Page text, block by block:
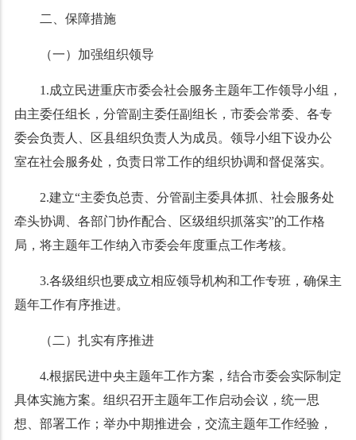
二、保障措施
（一）加强组织领导
1.成立民进重庆市委会社会服务主题年工作领导小组，
由主委任组长，分管副主委任副组长，市委会常委、各专
委会负责人、区县组织负责人为成员。领导小组下设办公
室在社会服务处，负责日常工作的组织协调和督促落实。
2.建立“主委负总责、分管副主委具体抓、社会服务处
牵头协调、各部门协作配合、区级组织抓落实”的工作格
局，将主题年工作纳入市委会年度重点工作考核。
3.各级组织也要成立相应领导机构和工作专班，确保主
题年工作有序推进。
（二）扎实有序推进
4.根据民进中央主题年工作方案，结合市委会实际制定
具体实施方案。组织召开主题年工作启动会议，统一思
想、部署工作；举办中期推进会，交流主题年工作经验，